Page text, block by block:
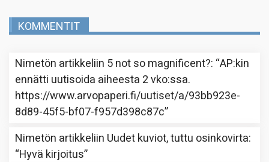
KOMMENTIT
Nimetön artikkeliin 5 not so magnificent?: “AP:kin
ennätti uutisoida aiheesta 2 vko:ssa.
https://www.arvopaperi.fi/uutiset/a/93bb923e-
8d89-45f5-bf07-f957d398c87c”
Nimetön artikkeliin Uudet kuviot, tuttu osinkovirta:
“Hyvä kirjoitus”